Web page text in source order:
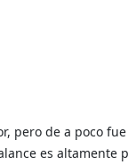
pero de a poco
es altamente